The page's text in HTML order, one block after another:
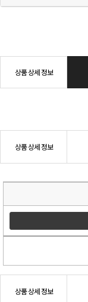
상품 상세 정보
상품 상세 정보
상품 상세 정보